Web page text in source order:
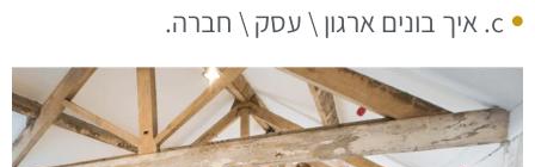
c. איך בונים ארגון \ עסק \ חברה.